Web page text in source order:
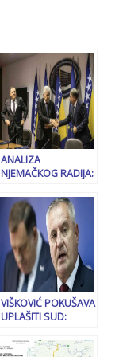
ANALIZA
NJEMAČKOG RADIJA:
političkih odnosa u
BiH i sunovrat
evropskog puta
VIŠKOVIĆ POKUŠAVA
UPLAŠITI SUD:
pet dana za spas